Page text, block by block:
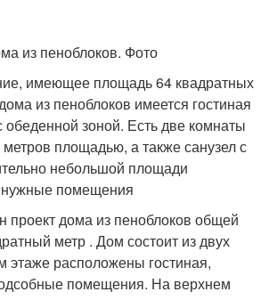
из пеноблоков. Фото
имеющее площадь 64 квадратных
из пеноблоков имеется гостиная
обеденной зоной. Есть две комнаты
площадью, а также санузел с
небольшой площади
помещения
проект дома из пеноблоков общей
метр . Дом состоит из двух
этаже расположены гостиная,
помещения. На верхнем